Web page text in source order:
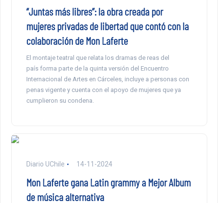
“Juntas más libres”: la obra creada por
mujeres privadas de libertad que contó con la
colaboración de Mon Laferte
El montaje teatral que relata los dramas de reas del
país forma parte de la quinta versión del Encuentro
Internacional de Artes en Cárceles, incluye a personas con
penas vigente y cuenta con el apoyo de mujeres que ya
cumplieron su condena.
Diario UChile 14-11-2024
Mon Laferte gana Latin grammy a Mejor Album
de música alternativa